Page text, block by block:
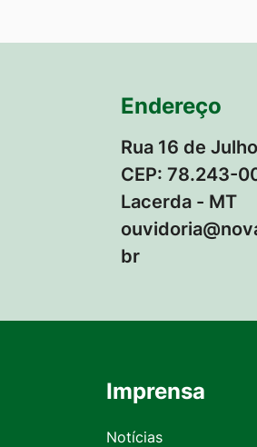
Endereço
Rua 16 de
CEP: 78.243-
Lacerda - MT
br
Seção do Rodapé e Contato
Imprensa
Notícias